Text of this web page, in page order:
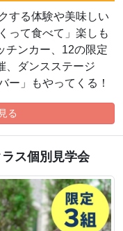
する体験や美味しい
って食べて」楽しも
チンカー、12の限定
、ダンスステージ
ー」もやってくる！
る
ス個別見学会